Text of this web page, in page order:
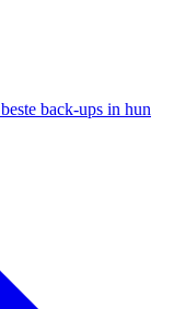
back-ups in hun